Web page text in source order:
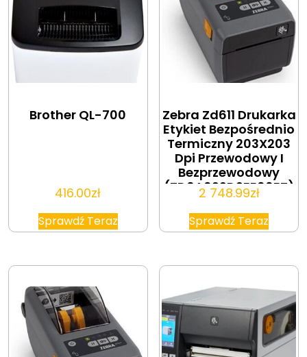
Brother QL-700
416.00zł
Sprawdź Teraz
Zebra Zd611 Drukarka
Etykiet Bezpośrednio
Termiczny 203X203
Dpi Przewodowy I
Bezprzewodowy
(ZD6A022D2EE00EZ)
2 748.99zł
Sprawdź Teraz